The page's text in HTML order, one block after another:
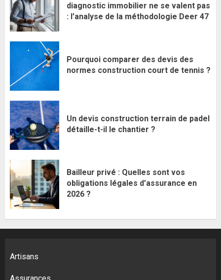
diagnostic immobilier ne se valent pas
: l’analyse de la méthodologie Deer 47
Pourquoi comparer des devis des
normes construction court de tennis ?
Un devis construction terrain de padel
détaille-t-il le chantier ?
Bailleur privé : Quelles sont vos
obligations légales d’assurance en
2026 ?
Artisans